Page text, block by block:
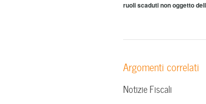
ruoli scaduti non oggetto
Argomenti correlati
Notizie Fiscali